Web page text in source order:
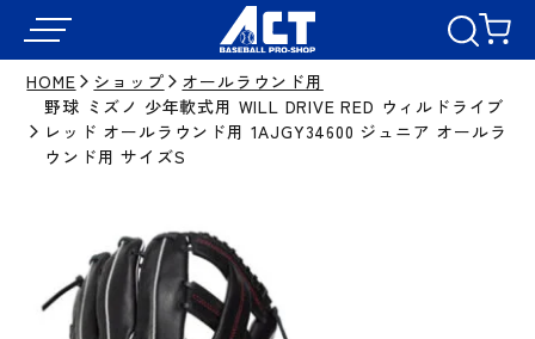
HOME ショップ
オールラウンド用
野球 ミズノ 少年軟式用 WILL DRIVE RED ウィルドライブ
レッド オールラウンド用 1AJGY34600 ジュニア オールラ
ウンド用 サイズS